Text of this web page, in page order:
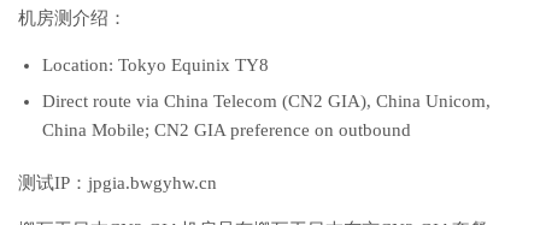
机房测介绍：
Location: Tokyo Equinix TY8
Direct route via China Telecom (CN2 GIA), China Unicom,
China Mobile; CN2 GIA preference on outbound
测试IP：jpgia.bwgyhw.cn